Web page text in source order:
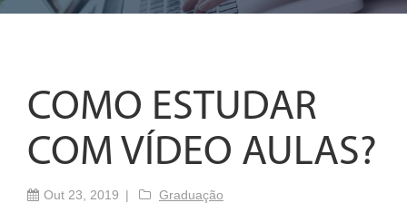
COMO ESTUDAR
COM VÍDEO AULAS?
Out 23, 2019 Graduação